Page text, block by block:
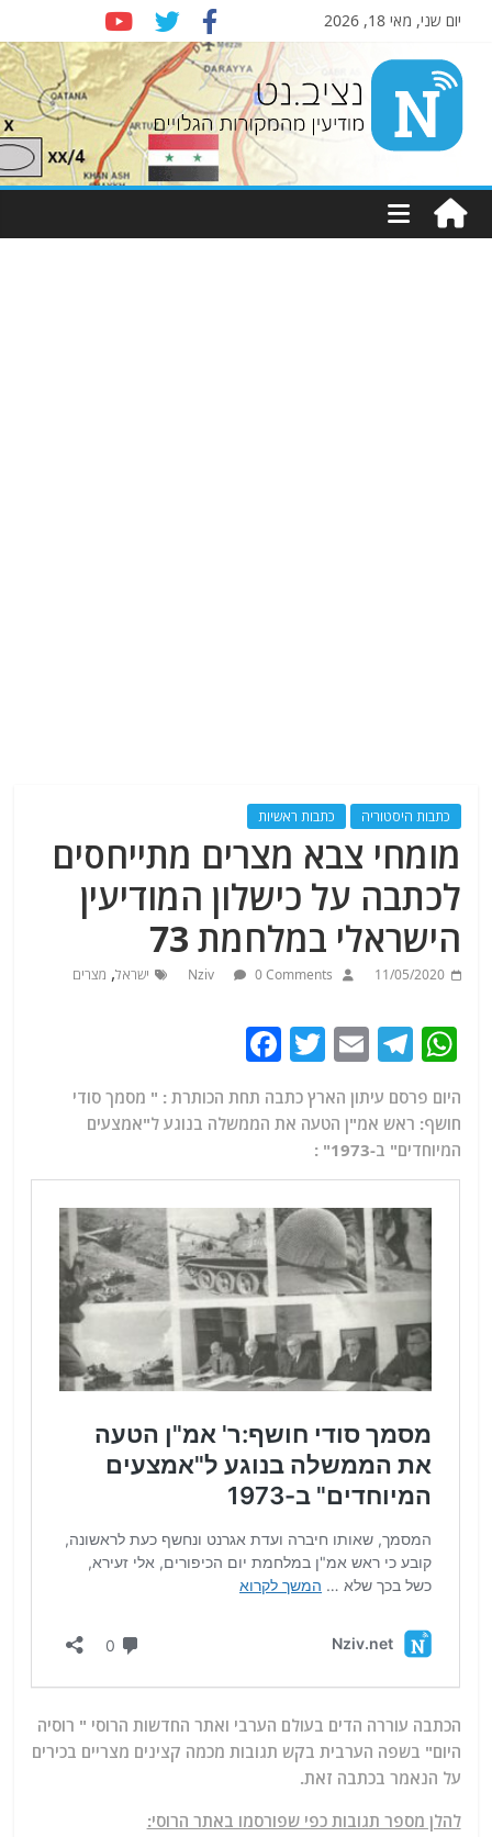
יום שני, מאי 18, 2026
Nziv.net
מודיעין
מהמקורות
כתבות היסטוריה כתבות ראשיות
מומחי צבא מצרים מתייחסים
לכתבה על כישלון המודיעין
הישראלי במלחמת 73
11/05/2020
Nziv 0 Comments ישראל, מצרים
W
at
s
A
p
p
T
e
g
ra
m
E
ai
l
T
itt
c
b
o
o
k
היום פרסם עיתון הארץ כתבה תחת הכותרת : " מסמך סודי
חושף: ראש אמ"ן הטעה את הממשלה בנוגע ל"אמצעים
המיוחדים" ב-1973" :
הכתבה עוררה הדים בעולם הערבי ואתר החדשות הרוסי " רוסיה
היום" בשפה הערבית בקש תגובות מכמה קצינים מצריים בכירים
על הנאמר בכתבה זאת.
להלן מספר תגובות כפי שפורסמו באתר הרוסי: